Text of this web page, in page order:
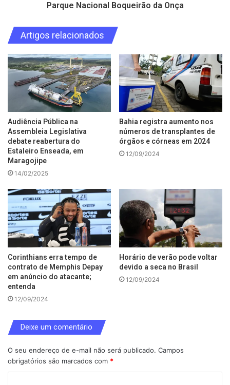
Parque Nacional Boqueirão da Onça
Artigos relacionados
Audiência Pública na
Assembleia Legislativa
debate reabertura do
Estaleiro Enseada, em
Maragojipe
14/02/2025
Bahia registra aumento nos
números de transplantes de
órgãos e córneas em 2024
12/09/2024
Corinthians erra tempo de
contrato de Memphis Depay
em anúncio do atacante;
entenda
12/09/2024
Horário de verão pode voltar
devido a seca no Brasil
12/09/2024
Deixe um comentário
O seu endereço de e-mail não será publicado. Campos
obrigatórios são marcados com *